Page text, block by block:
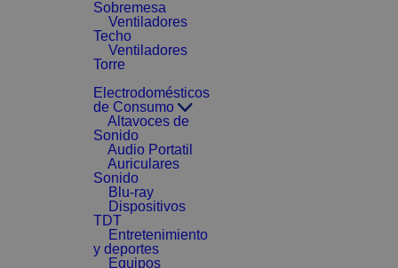
Sobremesa
Ventiladores
Techo
Ventiladores
Torre
Electrodomésticos
de Consumo
Altavoces de
Sonido
Audio Portatil
Auriculares
Sonido
Blu-ray
Dispositivos
TDT
Entretenimiento
y deportes
Equipos